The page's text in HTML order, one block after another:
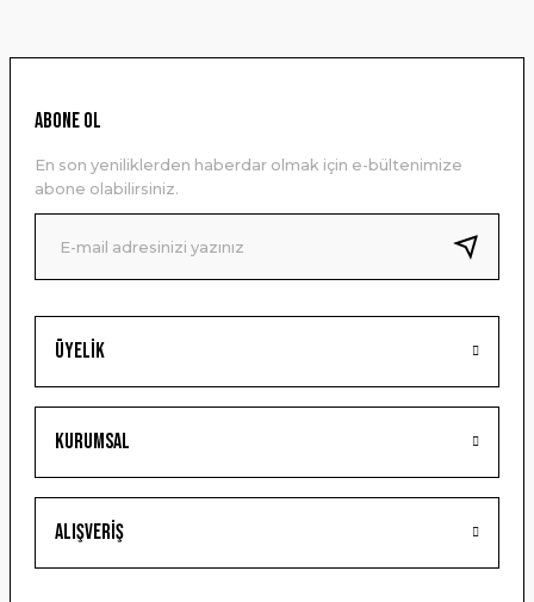
Ürün resmi kalitesiz, bozuk veya görüntülenemiyor.
Ürün bilgilerinde hatalar bulunuyor.
Ürün fiyatı diğer sitelerden daha pahalı.
Bu ürüne benzer farklı alternatifler olmalı.
Gönder
Üyelik
Kurumsal
Alışveriş
ABONE OL
En son yeniliklerden haberdar olmak için e-bültenimize
abone olabilirsiniz.